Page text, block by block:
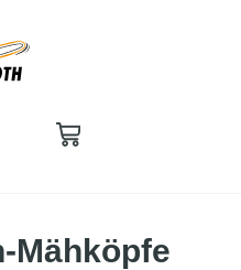
Mähköpfe